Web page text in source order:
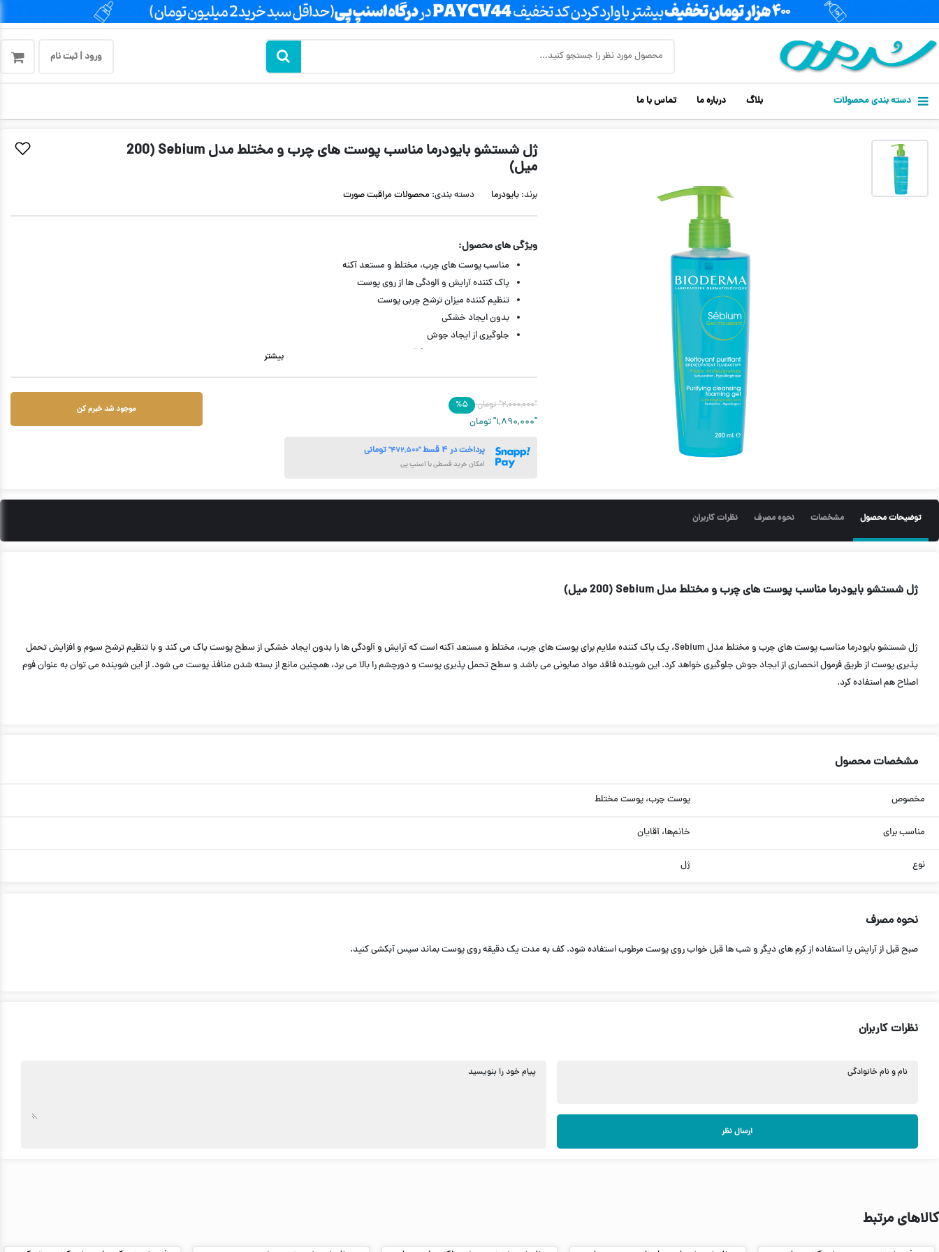
ورود | ثبت نام
دسته بندی محصولات بلاگ درباره ما تماس با ما
ژل شستشو بایودرما مناسب پوست های چرب و مختلط مدل Sebium (200
میل)
برند: بایودرما دسته بندی: محصولات مراقبت صورت
ویژگی های محصول:
مناسب پوست های چرب، مختلط و مستعد آکنه
پاک کننده آرایش و آلودگی ها از روی پوست
تنظیم کننده میزان ترشح چربی پوست
بدون ایجاد خشکی
جلوگیری از ایجاد جوش
بیشتر
"۲,۰۰۰,۰۰۰" تومان ۵%
"۱,۸۹۰,۰۰۰" تومان
موجود شد خبرم کن
پرداخت در ۴ قسط "۴۷۲,۵۰۰" تومانی
امکان خرید قسطی با اسنپ پی
توضیحات محصول مشخصات نحوه مصرف نظرات کاربران
ژل شستشو بایودرما مناسب پوست های چرب و مختلط مدل Sebium (200 میل)
ژل شستشو بایودرما مناسب پوست های چرب و مختلط مدل Sebium، یک پاک كننده ملایم برای پوست های چرب، مختلط و مستعد آکنه است که آرایش و آلودگی ها را بدون ایجاد خشکی از سطح پوست پاک می کند و با تنظیم ترشح سبوم و افزایش تحمل
پذیری پوست از طریق فرمول انحصاری از ایجاد جوش جلوگیری خواهد کرد. این شوینده فاقد مواد صابونی می باشد و سطح تحمل پذیری پوست و دورچشم را بالا می برد، همچنین مانع از بسته شدن منافذ پوست می شود. از این شوینده می توان به عنوان فوم
اصلاح هم استفاده کرد.
مشخصات محصول
مخصوص پوست چرب، پوست مختلط
مناسب برای خانم‌ها، آقایان
نوع ژل
نحوه مصرف
صبح قبل از آرایش یا استفاده از کرم های دیگر و شب ها قبل خواب روی پوست مرطوب استفاده شود. کف به مدت یک دقیقه روی پوست بماند سپس آبکشی کنید.
نظرات کاربران
نام و نام خانوادگی
ارسال نظر
پیام خود را بنویسید
کالاهای مرتبط